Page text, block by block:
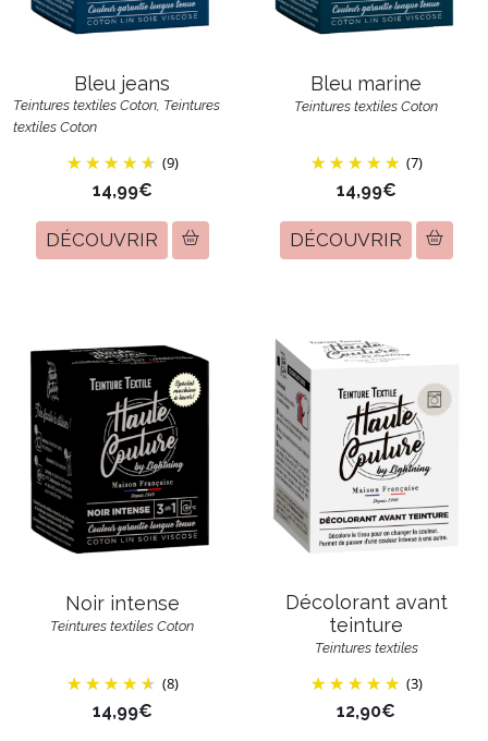
Bleu jeans
Teintures textiles Coton, Teintures
textiles Coton
(9)
14,99€
DÉCOUVRIR
Bleu marine
Teintures textiles Coton
(7)
14,99€
DÉCOUVRIR
Noir intense
Teintures textiles Coton
(8)
14,99€
Décolorant avant
teinture
Teintures textiles
(3)
12,90€